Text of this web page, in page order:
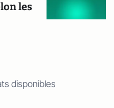
les
disponibles